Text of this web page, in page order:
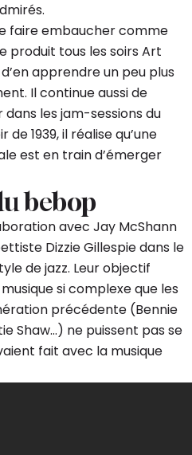
faire embaucher comme
produit tous les soirs Art
apprendre un peu plus
Il continue aussi de
les jam-sessions du
de 1939, il réalise qu’une
est en train d’émerger
bebop
avec Jay McShann
Dizzie Gillespie dans le
de jazz. Leur objectif
si complexe que les
précédente (Bennie
Shaw…) ne puissent pas se
fait avec la musique